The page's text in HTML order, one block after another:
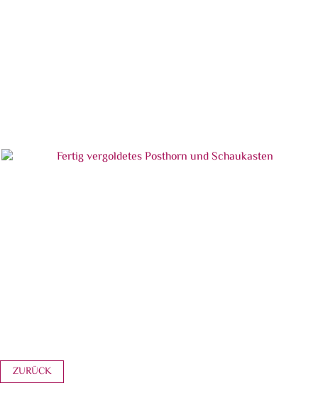
Posthorn und Schaukasten während der Blattvergoldung